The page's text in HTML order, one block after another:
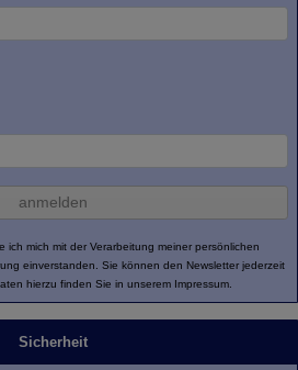
anmelden
ich mich mit der Verarbeitung meiner persönlichen
einverstanden. Sie können den Newsletter jederzeit
hierzu finden Sie in unserem Impressum.
Sicherheit